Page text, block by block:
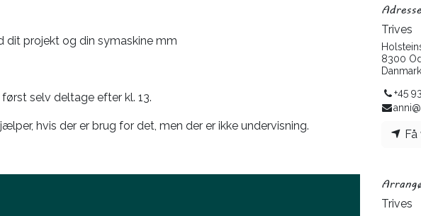
projekt og din symaskine mm
selv deltage efter kl. 13.
hvis der er brug for det, men der er ikke undervisning.
Adresse
Trives
8300
Danmark
+45
Trives